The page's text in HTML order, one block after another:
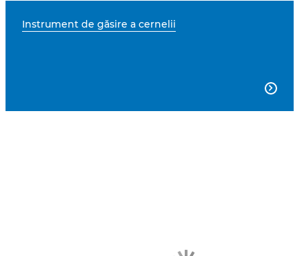
Instrument de găsire a cernelii
